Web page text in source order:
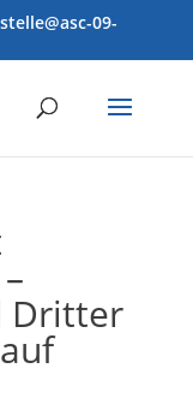
09-
Dritter